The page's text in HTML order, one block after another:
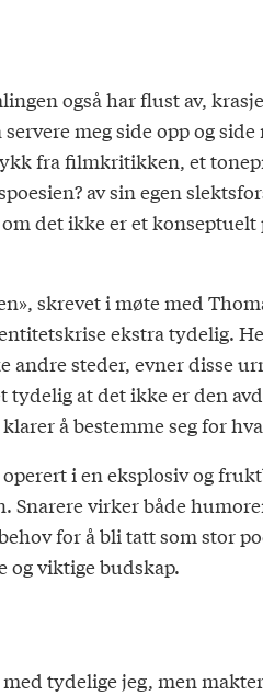
også har flust av,
meg side opp og
fra filmkritikken, et
av sin egen
det ikke er et
skrevet i møte med
ekstra tydelig.
steder, evner disse
at det ikke er den
å bestemme seg for
i en eksplosiv og
Snarere virker både
for å bli tatt som stor
og viktige budskap.
tydelige jeg, men